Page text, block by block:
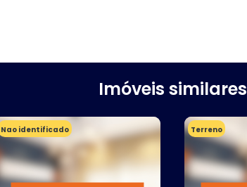
Imóveis similares
Nao identificado Terreno